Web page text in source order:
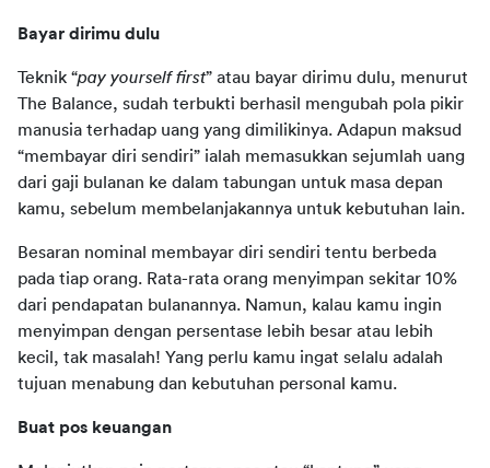
Bayar dirimu dulu
Teknik “pay yourself first” atau bayar dirimu dulu, menurut
The Balance, sudah terbukti berhasil mengubah pola pikir
manusia terhadap uang yang dimilikinya. Adapun maksud
“membayar diri sendiri” ialah memasukkan sejumlah uang
dari gaji bulanan ke dalam tabungan untuk masa depan
kamu, sebelum membelanjakannya untuk kebutuhan lain.
Besaran nominal membayar diri sendiri tentu berbeda
pada tiap orang. Rata-rata orang menyimpan sekitar 10%
dari pendapatan bulanannya. Namun, kalau kamu ingin
menyimpan dengan persentase lebih besar atau lebih
kecil, tak masalah! Yang perlu kamu ingat selalu adalah
tujuan menabung dan kebutuhan personal kamu.
Buat pos keuangan